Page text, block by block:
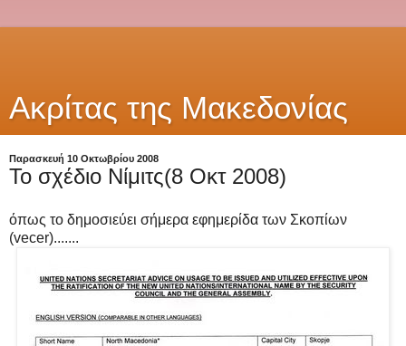
Ακρίτας της Μακεδονίας
Παρασκευή 10 Οκτωβρίου 2008
Το σχέδιο Νίμιτς(8 Οκτ 2008)
όπως το δημοσιεύει σήμερα εφημερίδα των Σκοπίων
(vecer).......